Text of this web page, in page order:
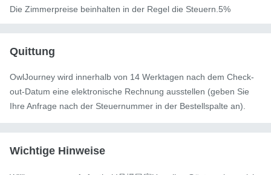
Die Zimmerpreise beinhalten in der Regel die Steuern.5%
Quittung
OwlJourney wird innerhalb von 14 Werktagen nach dem Check-
out-Datum eine elektronische Rechnung ausstellen (geben Sie
Ihre Anfrage nach der Steuernummer in der Bestellspalte an).
Wichtige Hinweise